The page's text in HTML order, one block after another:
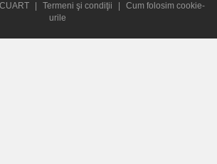
Termeni şi condiţii
Cum folosim cookie-
urile